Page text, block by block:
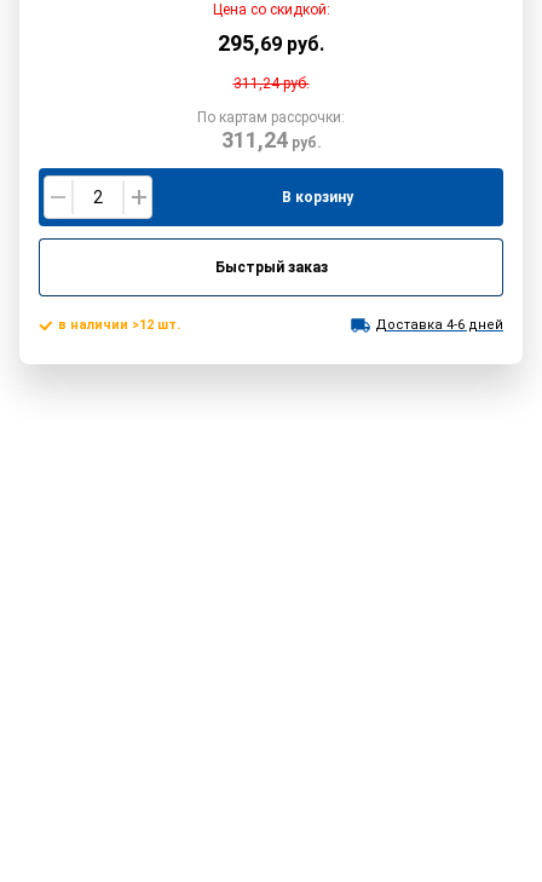
Цена со скидкой:
295,69 руб.
311,24руб.
По картам рассрочки:
311,24руб.
В корзину
Быстрый заказ
в наличии >12 шт. Доставка 4-6 дней